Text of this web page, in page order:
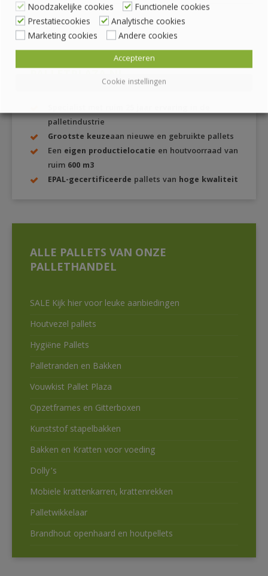
PALLETPLAZA.NL
palletindustrie
Grootste keuzeaan nieuwe en gebruikte pallets
Een eigen productielocatie en houtvoorraad van
ruim 600 m3
EPAL-gecertificeerde pallets van hoge kwaliteit
ALLE PALLETS VAN ONZE
PALLETHANDEL
SALE Kijk hier voor leuke aanbiedingen
Houtvezel pallets
Hygiëne Pallets
Palletranden en Bakken
Vouwkist Pallet Plaza
Opzetframes en Gitterboxen
Kunststof stapelbakken
Bakken en Kratten voor voeding
Dolly’s
Mobiele krattenkarren, krattenrekken
Palletwikkelaar
Brandhout openhaard en houtpellets
Noodzakelijke cookies
Functionele cookies
Prestatiecookies
Analytische cookies
Marketing cookies
Andere cookies
Cookie instellingen
Accepteren